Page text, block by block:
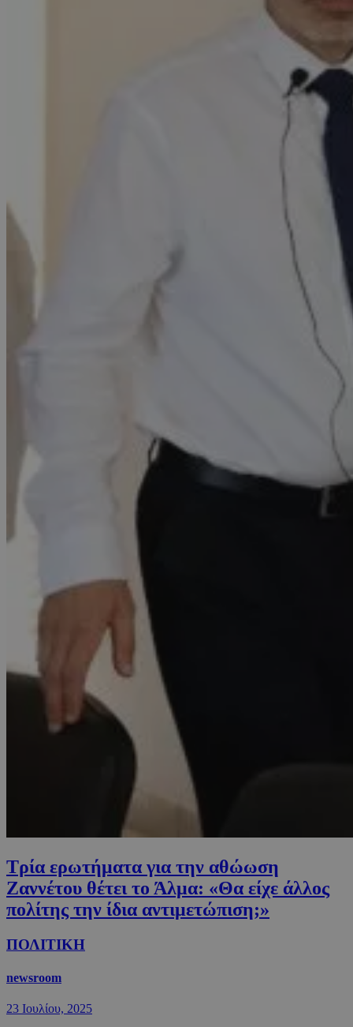
Τρία ερωτήματα για την αθώωση
Ζαννέτου θέτει το Άλμα: «Θα είχε άλλος
πολίτης την ίδια αντιμετώπιση;»
ΠΟΛΙΤΙΚΗ
newsroom
23 Ιουλίου, 2025